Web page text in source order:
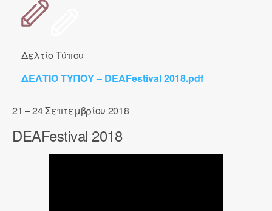
Δελτίο Τύπου
ΔΕΛΤΙΟ ΤΥΠΟΥ – DEAFestival 2018.pdf
21 – 24 Σεπτεμβρίου 2018
DEAFestival 2018